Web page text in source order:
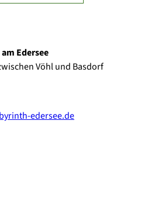
Edersee
Vöhl und Basdorf
edersee.de